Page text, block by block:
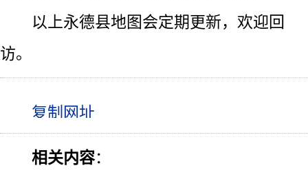
以上永德县地图会定期更新，欢迎回
访。
相关内容：